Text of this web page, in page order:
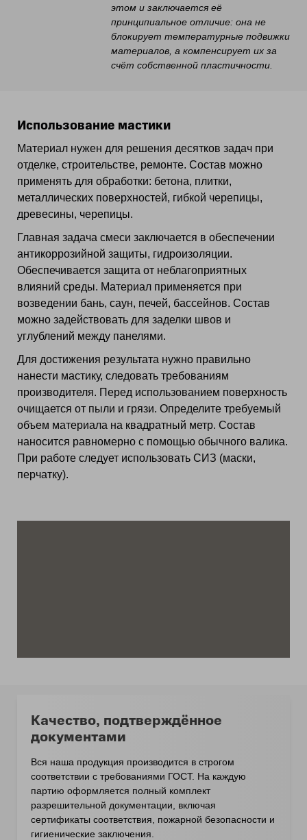
этом и заключается её
принципиальное отличие: она не
блокирует температурные подвижки
материалов, а компенсирует их за
счёт собственной пластичности.
Использование мастики
Материал нужен для решения десятков задач при
отделке, строительстве, ремонте. Состав можно
применять для обработки: бетона, плитки,
металлических поверхностей, гибкой черепицы,
древесины, черепицы.
Главная задача смеси заключается в обеспечении
антикоррозийной защиты, гидроизоляции.
Обеспечивается защита от неблагоприятных
влияний среды. Материал применяется при
возведении бань, саун, печей, бассейнов. Состав
можно задействовать для заделки швов и
углублений между панелями.
Для достижения результата нужно правильно
нанести мастику, следовать требованиям
производителя. Перед использованием поверхность
очищается от пыли и грязи. Определите требуемый
объем материала на квадратный метр. Состав
наносится равномерно с помощью обычного валика.
При работе следует использовать СИЗ (маски,
перчатку).
Качество, подтверждённое
документами
Вся наша продукция производится в строгом
соответствии с требованиями ГОСТ. На каждую
партию оформляется полный комплект
разрешительной документации, включая
сертификаты соответствия, пожарной безопасности и
гигиенические заключения.